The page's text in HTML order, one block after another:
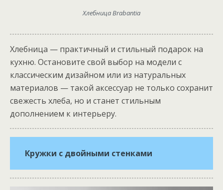
Хлебница Brabantia
Хлебница — практичный и стильный подарок на
кухню. Остановите свой выбор на модели с
классическим дизайном или из натуральных
материалов — такой аксессуар не только сохранит
свежесть хлеба, но и станет стильным
дополнением к интерьеру.
Кружки с двойными стенками